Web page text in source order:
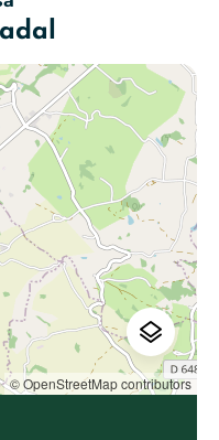
© OpenStreetMap contributors